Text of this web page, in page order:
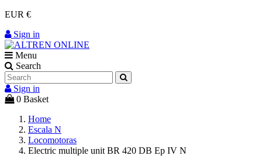
EUR €
Sign in
Menu
Search
Sign in
0 Basket
Home
Escala N
Locomotoras
Electric multiple unit BR 420 DB Ep IV N